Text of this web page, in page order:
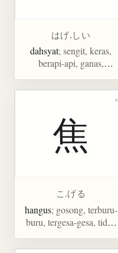
はげ.しい
dahsyat; sengit, keras,
berapi-api, ganas,
焦
こ.げる
hangus; gosong, terburu-
buru, tergesa-gesa, tidak
menghanguskan